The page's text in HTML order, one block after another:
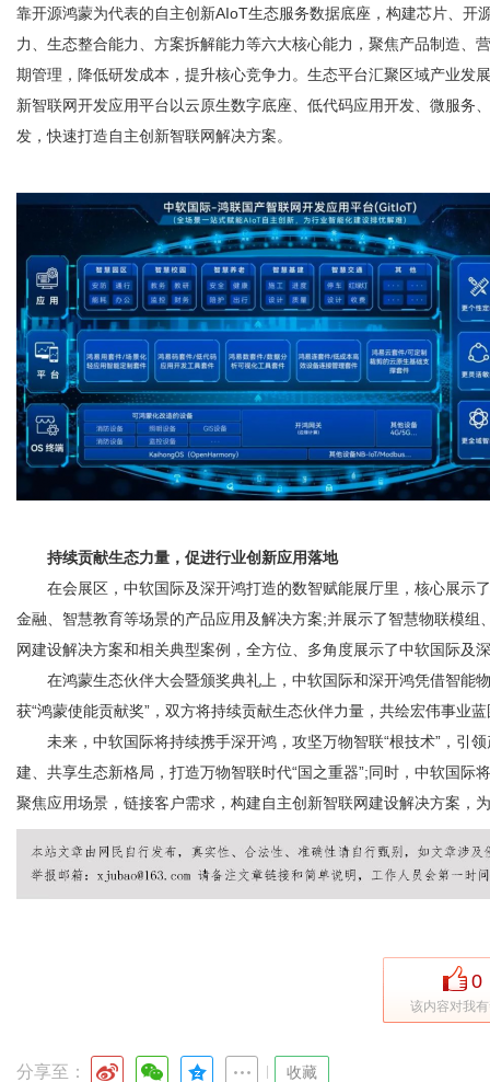
靠开源鸿蒙为代表的自主创新AIoT生态服务数据底座，构建芯片、
力、生态整合能力、方案拆解能力等六大核心能力，聚焦产品制造、
期管理，降低研发成本，提升核心竞争力。生态平台汇聚区域产业发
新智联网开发应用平台以云原生数字底座、低代码应用开发、微服务
发，快速打造自主创新智联网解决方案。
持续贡献生态力量，促进行业创新应用落地
在会展区，中软国际及深开鸿打造的数智赋能展厅里，核心展示
金融、智慧教育等场景的产品应用及解决方案;并展示了智慧物联模
网建设解决方案和相关典型案例，全方位、多角度展示了中软国际及
在鸿蒙生态伙伴大会暨颁奖典礼上，中软国际和深开鸿凭借智能
获“鸿蒙使能贡献奖”，双方将持续贡献生态伙伴力量，共绘宏伟事业
未来，中软国际将持续携手深开鸿，攻坚万物智联“根技术”，引
建、共享生态新格局，打造万物智联时代“国之重器”;同时，中软国
聚焦应用场景，链接客户需求，构建自主创新智联网建设解决方案，
0
该内容对我
分享至： 收藏